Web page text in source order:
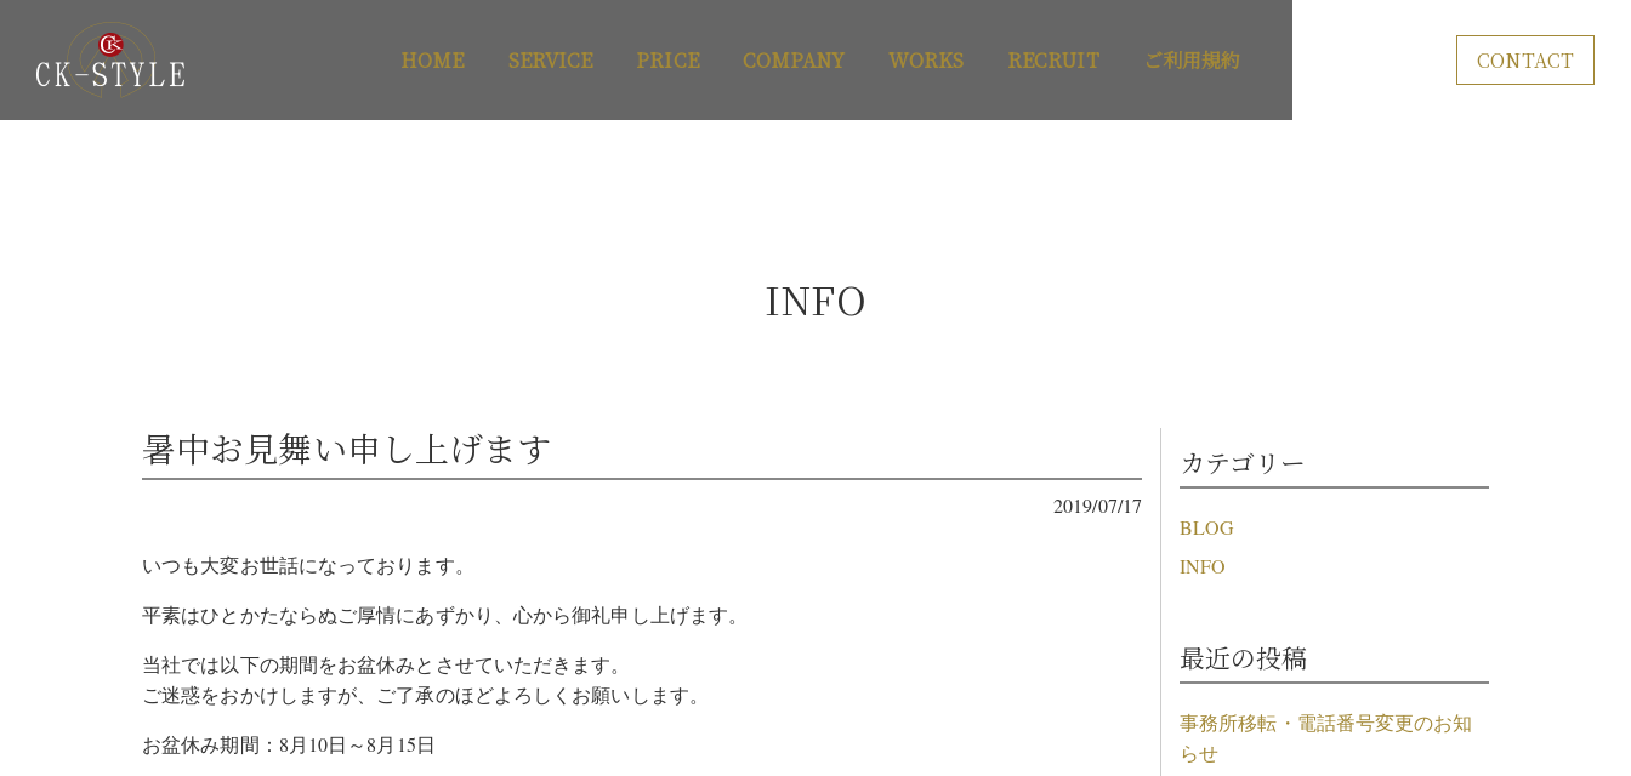
HOME SERVICE PRICE COMPANY WORKS RECRUIT ご利用規約 CONTACT
INFO
暑中お見舞い申し上げます
2019/07/17
いつも大変お世話になっております。
平素はひとかたならぬご厚情にあずかり、心から御礼申し上げます。
当社では以下の期間をお盆休みとさせていただきます。
ご迷惑をおかけしますが、ご了承のほどよろしくお願いします。
お盆休み期間：8月10日～8月15日
カテゴリー
BLOG
INFO
最近の投稿
事務所移転・電話番号変更のお知
らせ